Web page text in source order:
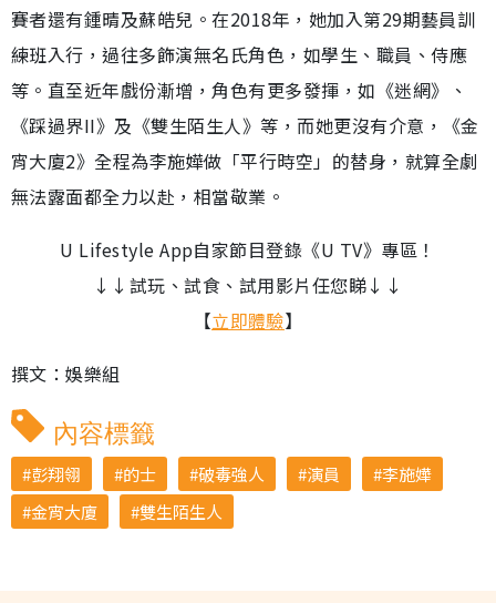
賽者還有鍾晴及蘇皓兒。在2018年，她加入第29期藝員訓
練班入行，過往多飾演無名氏角色，如學生、職員、侍應
等。直至近年戲份漸增，角色有更多發揮，如《迷網》、
《踩過界II》及《雙生陌生人》等，而她更沒有介意，《金
宵大廈2》全程為李施嬅做「平行時空」的替身，就算全劇
無法露面都全力以赴，相當敬業。
U Lifestyle App自家節目登錄《U TV》專區！
↓↓試玩、試食、試用影片任您睇↓↓
【立即體驗】
撰文：娛樂組
內容標籤
彭翔翎 的士 破毒強人 演員
李施嬅
金宵大廈
雙生陌生人